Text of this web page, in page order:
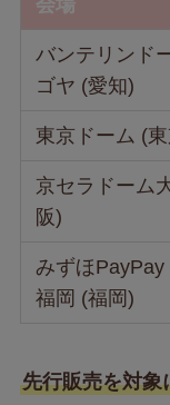
会場
バンテリンド
ゴヤ (愛知)
東京ドーム (
京セラドーム
阪)
みずほPayPay
福岡 (福岡)
先行販売を対象